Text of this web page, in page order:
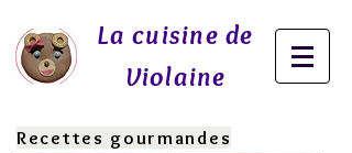
La cuisine de
Violaine
Recettes gourmandes